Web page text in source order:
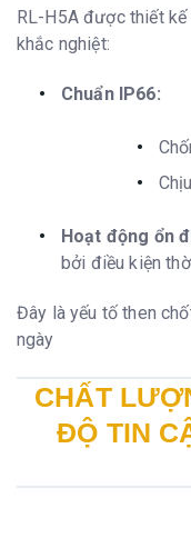
RL-H5A được thiết
khắc nghiệt:
Chuẩn IP66:
Hoạt động ổn
bởi điều kiện
Đây là yếu tố then
ngày
CHẤT
ĐỘ TIN